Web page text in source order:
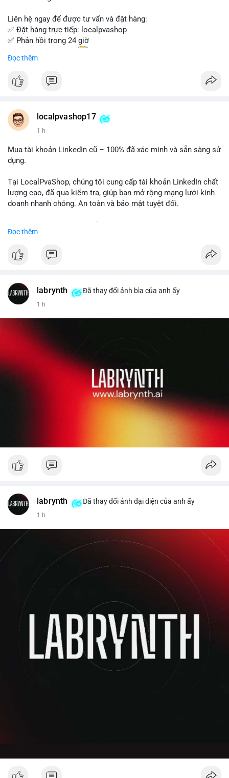
Liên hệ ngay để được tư vấn và đặt hàng:
✅ Đặt hàng trực tiếp: localpvashop
✅ Phản hồi trong 24 giờ
✅ WhatsApp: +1 (66
✅ Telegram: @localpvashop
✅ Email: localpvashop@gmail.com
Đọc thêm
localpvashop17
1 h
Mua tài khoản LinkedIn cũ – 100% đã xác minh và sẵn sàng sử
dụng.
Tại LocalPvaShop, chúng tôi cung cấp tài khoản LinkedIn chất
lượng cao, đã qua kiểm tra, giúp bạn mở rộng mạng lưới kinh
doanh nhanh chóng. An toàn và bảo mật tuyệt đối.
✅ Phản hồi trong 24 giờ
✅ Email: localpvashop@gmail.com
Đọc thêm
labrynth Đã thay đổi ảnh bìa của anh ấy
1 h
labrynth Đã thay đổi ảnh đại diện của anh ấy
1 h